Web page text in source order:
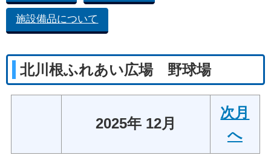
施設備品について
北川根ふれあい広場 野球場
2025年 12月
次月
へ